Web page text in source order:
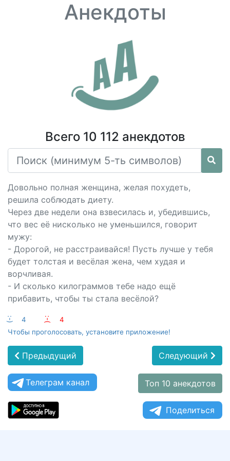
Анекдоты
Всего 10 112 анекдотов
Довольно полная женщина, желая похудеть,
решила соблюдать диету.
Через две недели она взвесилась и, убедившись,
что вес её нисколько не уменьшился, говорит
мужу:
- Дорогой, не расстраивайся! Пусть лучше у тебя
будет толстая и весёлая жена, чем худая и
ворчливая.
- И сколько килограммов тебе надо ещё
прибавить, чтобы ты стала весёлой?
:-) 4 :-(
4
Чтобы проголосовать, установите приложение!
Предыдущий Следующий
Телеграм канал Топ 10 анекдотов
Поделиться